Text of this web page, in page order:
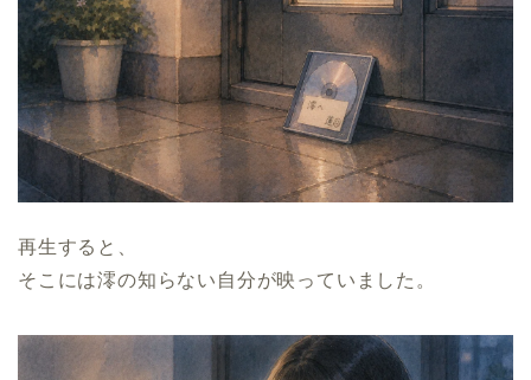
再生すると、
そこには澪の知らない自分が映っていました。